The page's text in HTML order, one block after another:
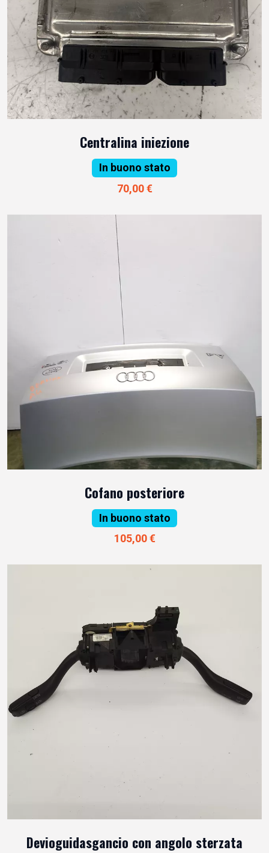
Centralina iniezione
In buono stato
70,00 €
Cofano posteriore
In buono stato
105,00 €
Devioguidasgancio con angolo sterzata